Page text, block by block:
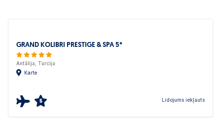
GRAND KOLIBRI PRESTIGE & SPA 5*
Antālija, Turcija
Karte
5 Lidojums iekļauts